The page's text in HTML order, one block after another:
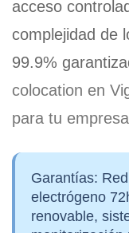
acceso
complejidad de
99.9%
colocation en
para tu
Garantías:
electrógeno
renovable,